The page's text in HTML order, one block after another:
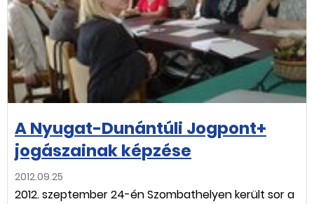
A Nyugat-Dunántúli Jogpont+
jogászainak képzése
2012.09.25
2012. szeptember 24-én Szombathelyen került sor a